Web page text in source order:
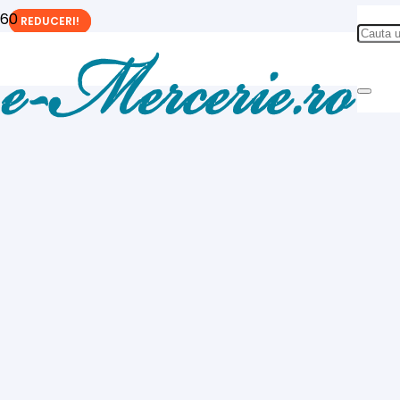
REDUCERI!
REDUCERI!